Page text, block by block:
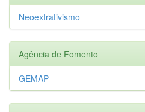
Neoextrativismo
Agência de Fomento
GEMAP